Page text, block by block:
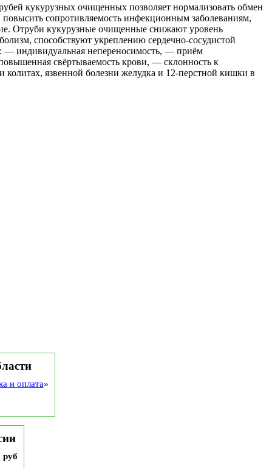
кукурузных очищенных позволяет нормализовать обмен
повысить сопротивляемость инфекционным заболеваниям,
Отруби кукурузные очищенные снижают уровень
способствуют укреплению сердечно-сосудистой
— индивидуальная непереносимость, — приём
свёртываемость крови, — склонность к
язвенной болезни желудка и 12-перстной кишки в
и оплата»
руб